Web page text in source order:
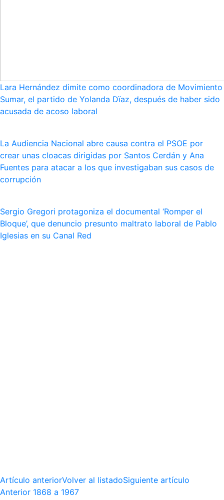
Lara Hernández dimite como coordinadora de Movimiento
Sumar, el partido de Yolanda Dïaz, después de haber sido
acusada de acoso laboral
La Audiencia Nacional abre causa contra el PSOE por
crear unas cloacas dirigidas por Santos Cerdán y Ana
Fuentes para atacar a los que investigaban sus casos de
corrupción
Sergio Gregori protagoniza el documental ‘Romper el
Bloque’, que denuncio presunto maltrato laboral de Pablo
Iglesias en su Canal Red
Artículo anteriorVolver al listadoSiguiente artículo
Anterior 1868 a 1967